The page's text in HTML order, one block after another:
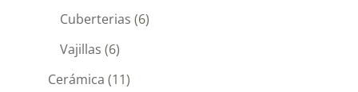
Cuberterias (6)
Vajillas (6)
Cerámica (11)